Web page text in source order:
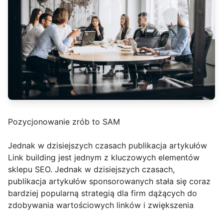
Pozycjonowanie zrób to SAM
Jednak w dzisiejszych czasach publikacja artykułów
Link building jest jednym z kluczowych elementów
sklepu SEO. Jednak w dzisiejszych czasach,
publikacja artykułów sponsorowanych stała się coraz
bardziej popularną strategią dla firm dążących do
zdobywania wartościowych linków i zwiększenia